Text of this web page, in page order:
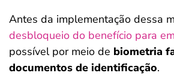
Antes da implementação dessa
desbloqueio do benefício para
possível por meio de biometria
documentos de identificação.